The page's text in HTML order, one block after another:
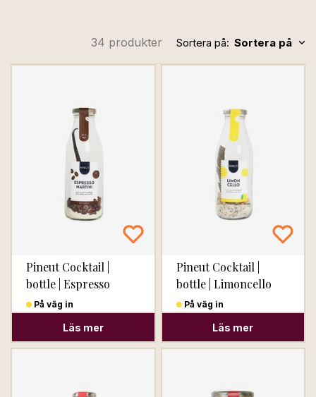
34 produkter Sortera på: Sortera på
Pineut Cocktail |
bottle | Espresso
Martini
På väg in
Läs mer
Pineut Cocktail |
bottle | Limoncello
På väg in
Läs mer